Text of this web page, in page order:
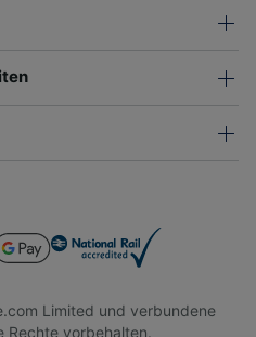
Limited und verbundene
Rechte vorbehalten.